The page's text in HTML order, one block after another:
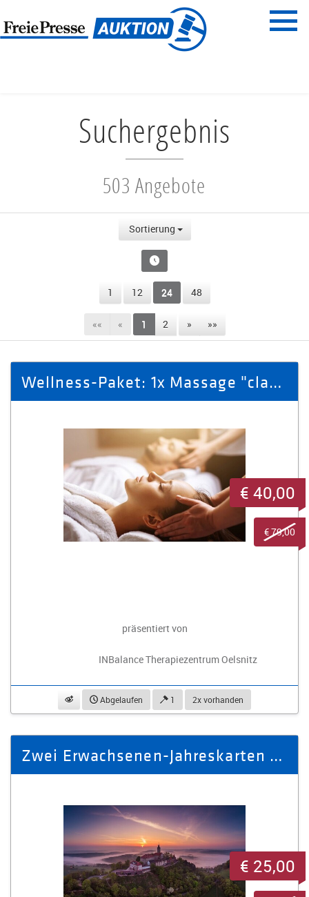
Menü
Suchergebnis
503 Angebote
Sortierung
1 12 24 48
«« « 1 2 » »»
Wellness-Paket: 1x Massage "classic" + 1x Aromaöl-Massage
präsentiert von
INBalance Therapiezentrum Oelsnitz
beobachtenAbgelaufen 1 2x vorhanden
€ 40,00
€ 79,00
Zwei Erwachsenen-Jahreskarten für die Leuchtenburg
€ 25,00